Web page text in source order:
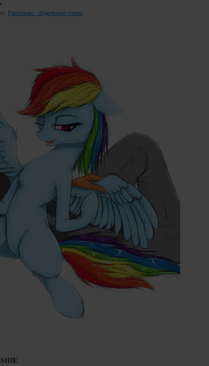
Рассказы - отдельные главы